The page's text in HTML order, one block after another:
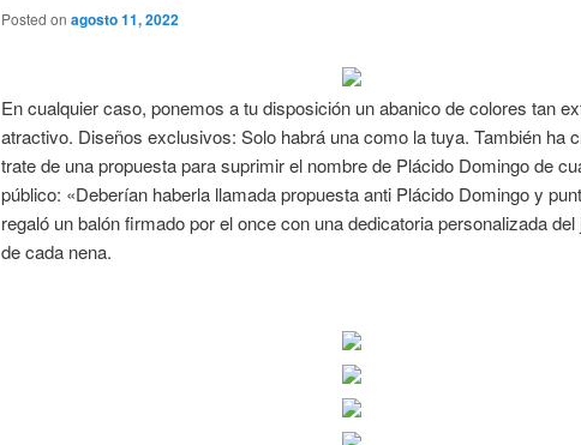
Posted on agosto 11, 2022
En cualquier caso, ponemos a tu disposición un abanico de colores tan
atractivo. Diseños exclusivos: Solo habrá una como la tuya. También ha
trate de una propuesta para suprimir el nombre de Plácido Domingo de
público: «Deberían haberla llamada propuesta anti Plácido Domingo y
regaló un balón firmado por el once con una dedicatoria personalizada
de cada nena.